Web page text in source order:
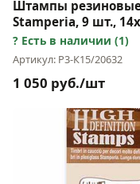
Штампы резиновые
Stamperia, 9 шт.,
Есть в наличии (1)
Артикул: Р3-К15/20632
1 050 руб./шт